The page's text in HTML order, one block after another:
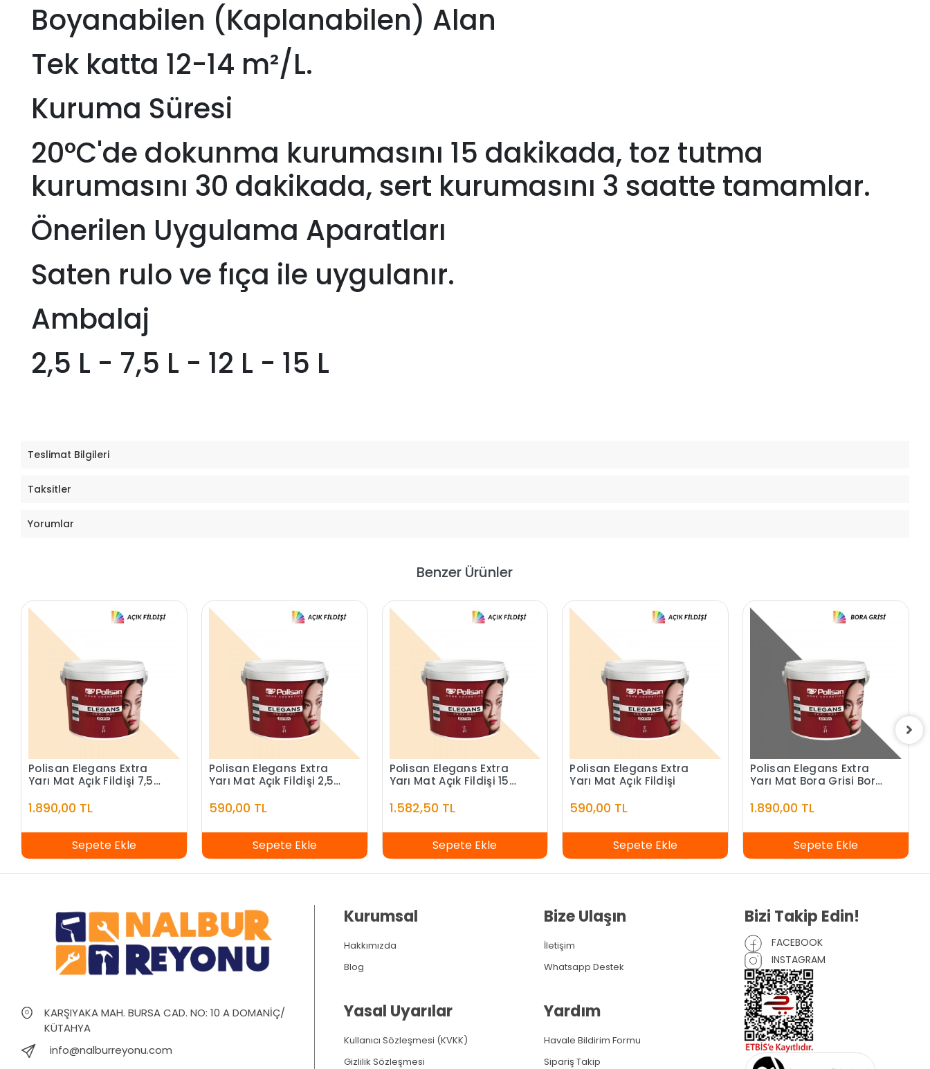
Boyanabilen (Kaplanabilen) Alan
Tek katta 12-14 m²/L.
Kuruma Süresi
20°C'de dokunma kurumasını 15 dakikada, toz tutma
kurumasını 30 dakikada, sert kurumasını 3 saatte tamamlar.
Önerilen Uygulama Aparatları
Saten rulo ve fıça ile uygulanır.
Ambalaj
2,5 L - 7,5 L - 12 L - 15 L
Teslimat Bilgileri
Taksitler
Yorumlar
Benzer Ürünler
Polisan Elegans Extra
Yarı Mat Açık Fildişi 7,5
1.890,00 TL
Sepete Ekle
Polisan Elegans Extra
Yarı Mat Açık Fildişi 2,5
590,00 TL
Sepete Ekle
Polisan Elegans Extra
Yarı Mat Açık Fildişi 15
1.582,50 TL
Sepete Ekle
Polisan Elegans Extra
Yarı Mat Açık Fildişi
590,00 TL
Sepete Ekle
Polisan Elegans Extra
Yarı Mat Bora Grisi Bora
1.890,00 TL
Sepete Ekle
KARŞIYAKA MAH. BURSA CAD. NO: 10 A DOMANİÇ/
KÜTAHYA
info@nalburreyonu.com
Kurumsal
Hakkımızda
Blog
Yasal Uyarılar
Kullanıcı Sözleşmesi (KVKK)
Gizlilik Sözleşmesi
Bize Ulaşın
İletişim
Whatsapp Destek
Yardım
Havale Bildirim Formu
Sipariş Takip
Bizi Takip Edin!
FACEBOOK
INSTAGRAM